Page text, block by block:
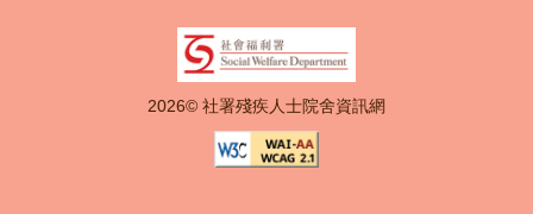
2026© 社署殘疾人士院舍資訊網